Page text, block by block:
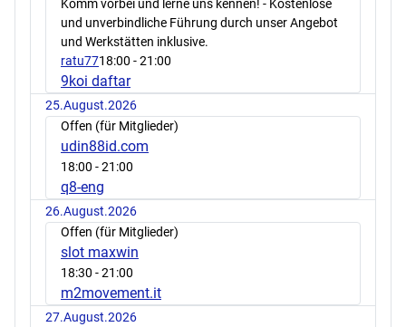
Komm vorbei und lerne uns kennen! - Kostenlose
und unverbindliche Führung durch unser Angebot
und Werkstätten inklusive.
ratu7718:00 - 21:00
9koi daftar
25.August.2026
Offen (für Mitglieder)
udin88id.com
18:00 - 21:00
q8-eng
26.August.2026
Offen (für Mitglieder)
slot maxwin
18:30 - 21:00
m2movement.it
27.August.2026